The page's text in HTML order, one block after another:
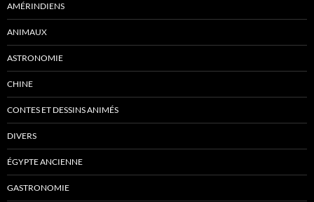
AMÉRINDIENS
ANIMAUX
ASTRONOMIE
CHINE
CONTES ET DESSINS ANIMÉS
DIVERS
ÉGYPTE ANCIENNE
GASTRONOMIE